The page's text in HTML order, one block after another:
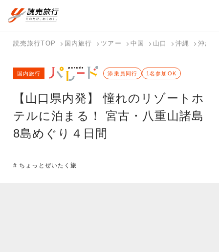
国内旅行トップ
バスツアー
を探す
個人旅行
（ブーケ）を探す
ら探す
テーマから写真から探
海外旅行トップ
海外特集か
ら探す
テーマから
探す
す
読売旅行TOP 国内旅行 ツアー 中国 山口 沖縄 沖縄
【山口県内発】 憧れのリゾートホ
テルに泊まる！ 宮古・八重山諸島
8島めぐり４日間
国内旅行 添乗員同行 1名参加OK
# ちょっとぜいたく旅